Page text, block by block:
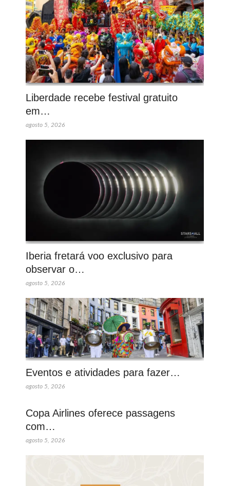
Liberdade recebe festival gratuito
em…
agosto 5, 2026
Iberia fretará voo exclusivo para
observar o…
agosto 5, 2026
Eventos e atividades para fazer…
agosto 5, 2026
Copa Airlines oferece passagens
com…
agosto 5, 2026